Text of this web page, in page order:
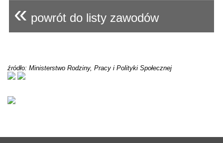
« powrót do listy zawodów
źródło: Ministerstwo Rodziny, Pracy i Polityki Społecznej